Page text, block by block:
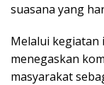
suasana yang
Melalui kegiatan
menegaskan
masyarakat